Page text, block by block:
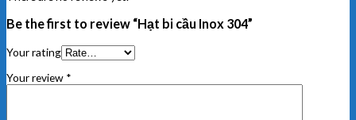
Be the first to review “Hạt bi cầu Inox 304”
Your rating
Your review *